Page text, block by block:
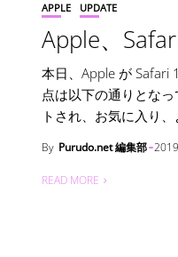
APPLE UPDATE
Apple、
本日、Apple が Safari
点は以下の通りとな
トされ、お気に入り
By Purudo.net 編集部
READ MORE